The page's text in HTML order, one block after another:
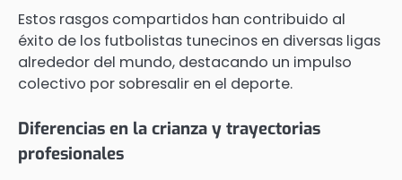
Estos rasgos compartidos han contribuido al
éxito de los futbolistas tunecinos en diversas ligas
alrededor del mundo, destacando un impulso
colectivo por sobresalir en el deporte.
Diferencias en la crianza y trayectorias
profesionales